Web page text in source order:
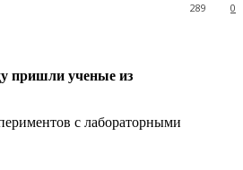
0
289
пришли ученые из
с лабораторными